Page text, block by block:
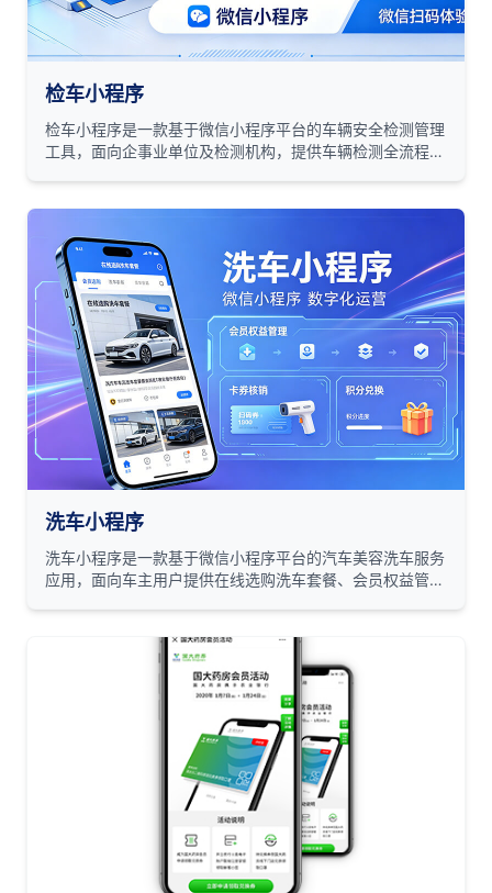
检车小程序
检车小程序是一款基于微信小程序平台的车辆安全检测管理
工具，面向企事业单位及检测机构，提供车辆检测全流程的
洗车小程序
洗车小程序是一款基于微信小程序平台的汽车美容洗车服务
应用，面向车主用户提供在线选购洗车套餐、会员权益管
务的数字化运营与便捷消费体验。